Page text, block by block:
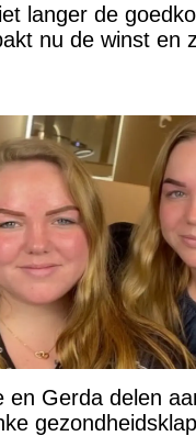
langer de
nu de winst en
en Gerda delen
gezondheidsklap